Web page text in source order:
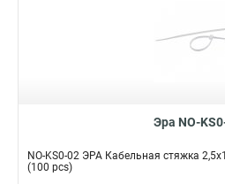
Эра NO-
NO-KS0-02 ЭРА Кабельная стяжка
(100 pcs)